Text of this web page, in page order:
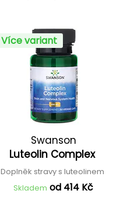
Více variant
Swanson
Luteolin Complex
Doplněk stravy s luteolinem
Skladem od 414 Kč